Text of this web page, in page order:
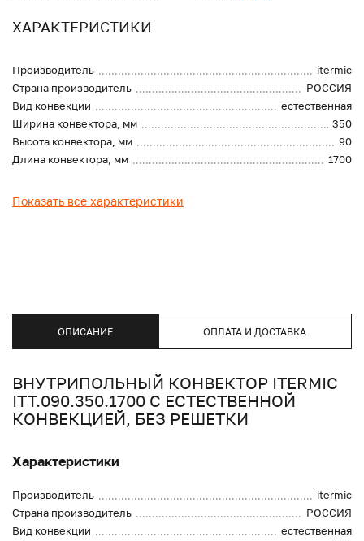
ХАРАКТЕРИСТИКИ
Производитель
itermic
Страна производитель
РОССИЯ
Вид конвекции
естественная
Ширина конвектора, мм
350
Высота конвектора, мм
90
Длина конвектора, мм
1700
Показать все характеристики
ОПИСАНИЕ ОПЛАТА И ДОСТАВКА
ВНУТРИПОЛЬНЫЙ КОНВЕКТОР ITERMIC
ITT.090.350.1700 С ЕСТЕСТВЕННОЙ
КОНВЕКЦИЕЙ, БЕЗ РЕШЕТКИ
Характеристики
Производитель
itermic
Страна производитель
РОССИЯ
Вид конвекции
естественная